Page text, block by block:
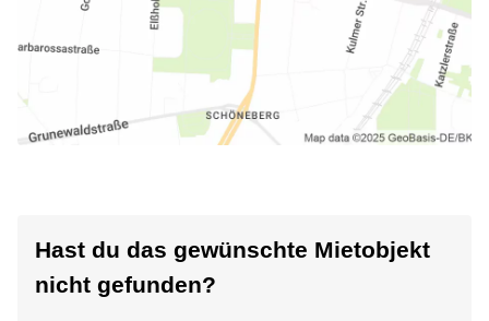
Hast du das gewünschte Mietobjekt
nicht gefunden?